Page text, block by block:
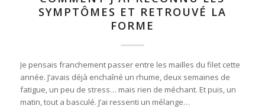
SYMPTÔMES ET RETROUVÉ LA
FORME
Je pensais franchement passer entre les mailles du filet cette
année. J’avais déjà enchaîné un rhume, deux semaines de
fatigue, un peu de stress… mais rien de méchant. Et puis, un
matin, tout a basculé. J’ai ressenti un mélange…